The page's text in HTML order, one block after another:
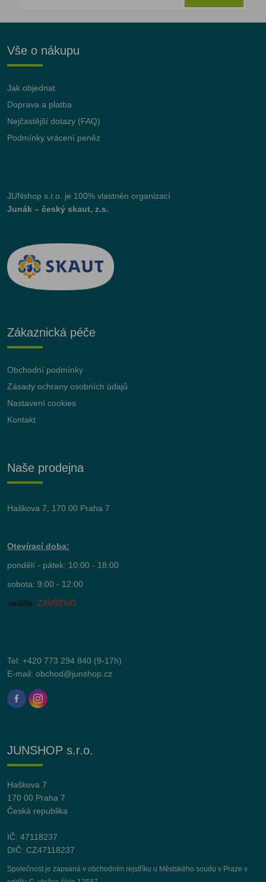
Vše o nákupu
Jak objednat
Doprava a platba
Nejčastější dotazy (FAQ)
Podmínky vrácení peněz
JUNshop s.r.o.
je 100% vlastněn organizací
Junák – český skaut, z.s.
Zákaznická péče
Obchodní podmínky
Zásady ochrany osobních údajů
Nastavení cookies
Kontakt
Naše prodejna
Haškova 7, 170 00 Praha 7
Otevírací doba:
pondělí - pátek: 10:00 - 18:00
sobota: 9:00 - 12:00
neděle: ZAVŘENO
Tel: +420 773 294 840 (9-17h)
E-mail: obchod@junshop.cz
JUNSHOP s.r.o.
Haškova 7
170 00 Praha 7
Česká republika
IČ: 47118237
DIČ: CZ47118237
Společnost je zapsaná v obchodním rejstříku u Městského soudu v Praze v